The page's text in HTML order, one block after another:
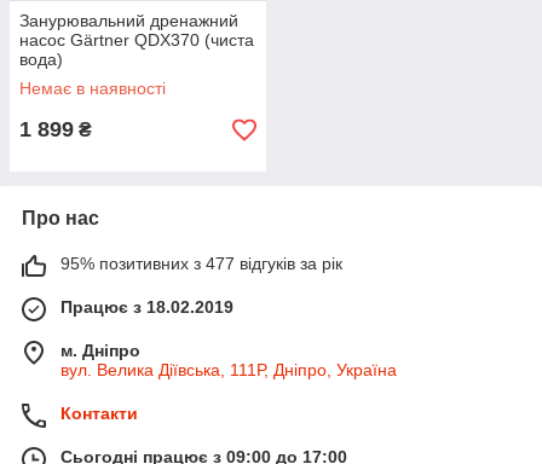
Занурювальний дренажний
насос Gärtner QDX370 (чиста
вода)
Немає в наявності
1 899 ₴
Про нас
95% позитивних з 477 відгуків за рік
Працює з 18.02.2019
м. Дніпро
вул. Велика Діївська, 111Р, Дніпро, Україна
Контакти
Сьогодні працює з 09:00 до 17:00